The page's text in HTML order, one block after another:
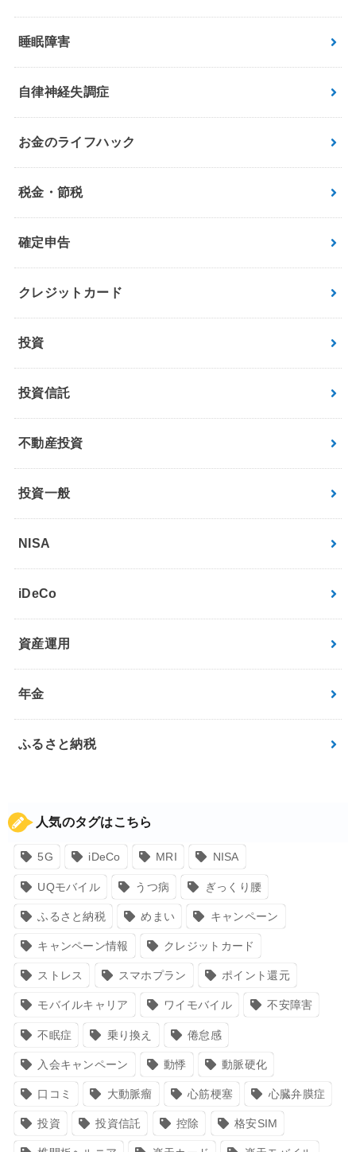
睡眠障害
自律神経失調症
お金のライフハック
税金・節税
確定申告
クレジットカード
投資
投資信託
不動産投資
投資一般
NISA
iDeCo
資産運用
年金
ふるさと納税
人気のタグはこちら
5G iDeCo MRI NISA
UQモバイル うつ病 ぎっくり腰
ふるさと納税 めまい キャンペーン
キャンペーン情報 クレジットカード
ストレス スマホプラン ポイント還元
モバイルキャリア ワイモバイル 不安障害
不眠症 乗り換え 倦怠感
入会キャンペーン 動悸 動脈硬化
口コミ 大動脈瘤 心筋梗塞 心臓弁膜症
投資 投資信託 控除 格安SIM